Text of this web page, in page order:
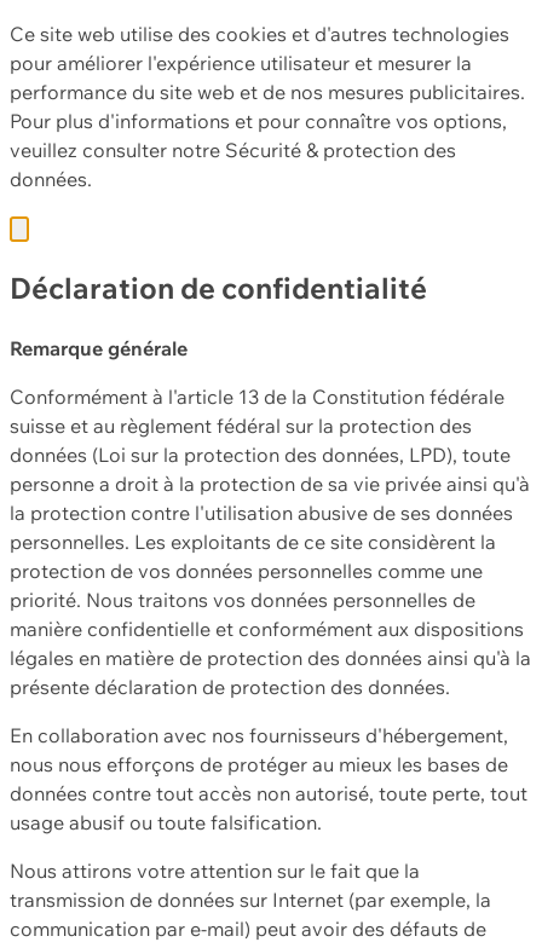
Ce site web utilise des cookies et d'autres technologies
pour améliorer l'expérience utilisateur et mesurer la
performance du site web et de nos mesures publicitaires.
Pour plus d'informations et pour connaître vos options,
veuillez consulter notre Sécurité & protection des
données.
Déclaration de confidentialité
Remarque générale
Conformément à l'article 13 de la Constitution fédérale
suisse et au règlement fédéral sur la protection des
données (Loi sur la protection des données, LPD), toute
personne a droit à la protection de sa vie privée ainsi qu'à
la protection contre l'utilisation abusive de ses données
personnelles. Les exploitants de ce site considèrent la
protection de vos données personnelles comme une
priorité. Nous traitons vos données personnelles de
manière confidentielle et conformément aux dispositions
légales en matière de protection des données ainsi qu'à la
présente déclaration de protection des données.
En collaboration avec nos fournisseurs d'hébergement,
nous nous efforçons de protéger au mieux les bases de
données contre tout accès non autorisé, toute perte, tout
usage abusif ou toute falsification.
Nous attirons votre attention sur le fait que la
transmission de données sur Internet (par exemple, la
communication par e-mail) peut avoir des défauts de